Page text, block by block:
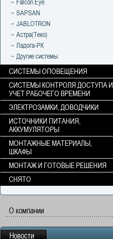
Falcon Eye
SAPSAN
JABLOTRON
Астра(Теко)
Ладога-РК
Другие системы
СИСТЕМЫ ОПОВЕЩЕНИЯ
СИСТЕМЫ КОНТРОЛЯ ДОСТУПА И
УЧЕТ РАБОЧЕГО ВРЕМЕНИ
ЭЛЕКТРОЗАМКИ, ДОВОДЧИКИ
ИСТОЧНИКИ ПИТАНИЯ,
АККУМУЛЯТОРЫ
МОНТАЖНЫЕ МАТЕРИАЛЫ,
ШКАФЫ
МОНТАЖ И ГОТОВЫЕ РЕШЕНИЯ
СНЯТО
О компании
Новости